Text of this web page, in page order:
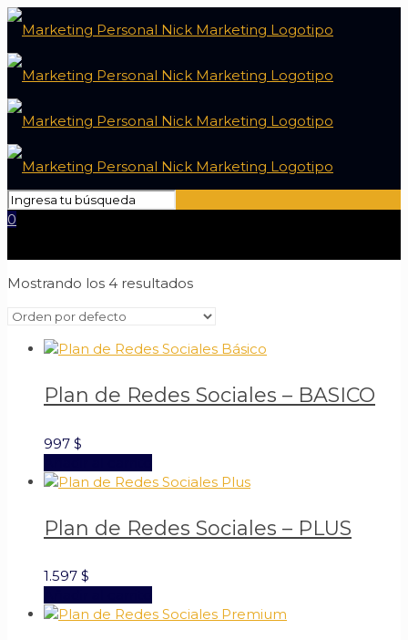
0
Mostrando los 4 resultados
Plan de Redes Sociales – BASICO
997 $
Plan de Redes Sociales – PLUS
1.597 $